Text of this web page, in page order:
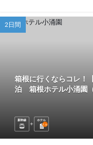
2日間
箱根に行くならコレ！
泊 箱根ホテル小涌園
新幹線
ホテル
1 泊